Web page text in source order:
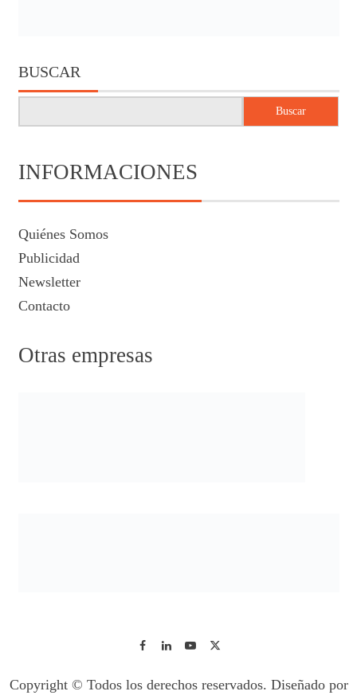
BUSCAR
Buscar
INFORMACIONES
Quiénes Somos
Publicidad
Newsletter
Contacto
Otras empresas
Copyright © Todos los derechos reservados. Diseñado por